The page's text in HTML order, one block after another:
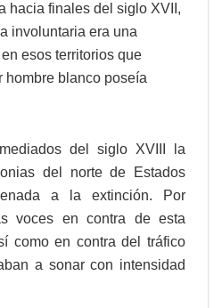
hacia finales del siglo XVII,
involuntaria era una
esos territorios que
hombre blanco poseía
del siglo XVIII la
del norte de Estados
a la extinción. Por
voces en contra de esta
como en contra del tráfico
a sonar con intensidad